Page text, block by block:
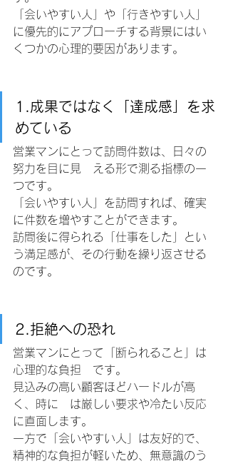
「会いやすい人」や「行きやすい人」
に優先的にアプローチする背景にはい
くつかの心理的要因があります。
1.成果ではなく「達成感」を求
めている
営業マンにとって訪問件数は、日々の
努力を目に見　える形で測る指標の一
つです。
「会いやすい人」を訪問すれば、確実
に件数を増やすことができます。
訪問後に得られる「仕事をした」とい
う満足感が、その行動を繰り返させる
のです。
2.拒絶への恐れ
営業マンにとって「断られること」は
心理的な負担　です。
見込みの高い顧客ほどハードルが高
く、時に　は厳しい要求や冷たい反応
に直面します。
一方で「会いやすい人」は友好的で、
精神的な負担が軽いため、無意識のう